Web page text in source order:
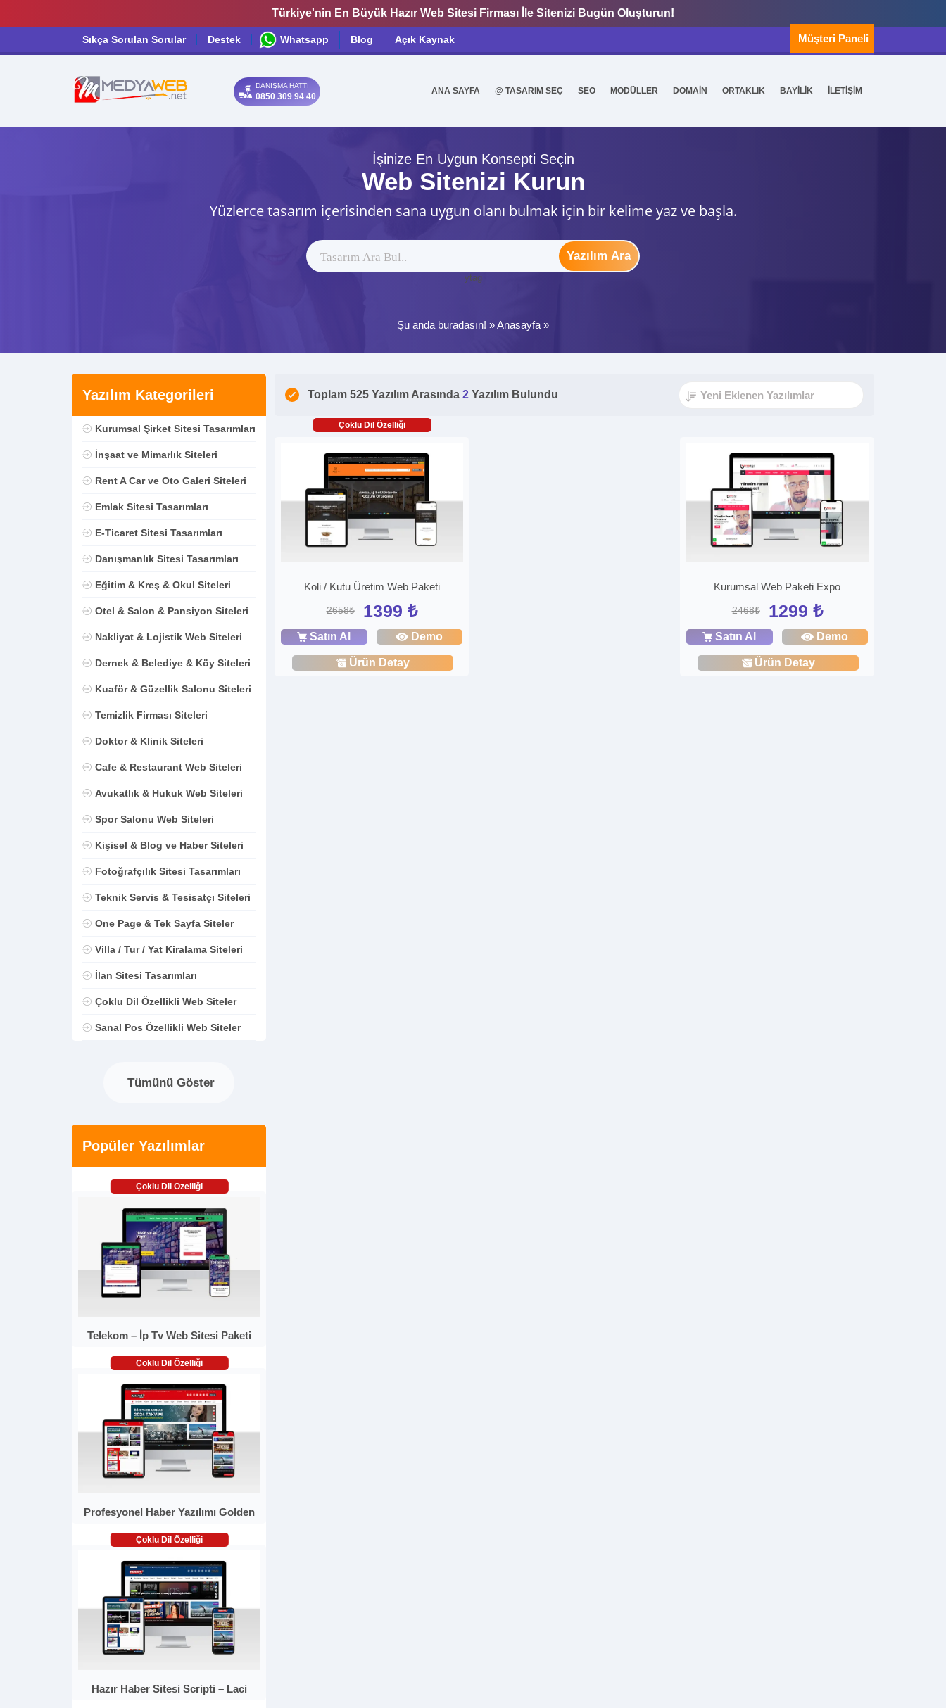
Türkiye'nin En Büyük Hazır Web Sitesi Firması İle Sitenizi Bugün Oluşturun!
Sıkça Sorulan Sorular Destek Whatsapp Blog Açık Kaynak Müşteri Paneli
DANIŞMA HATTI
0850 309 94 40
ANA SAYFA @ TASARIM SEÇ SEO MODÜLLER DOMAİN ORTAKLIK BAYİLİK İLETİŞİM
İşinize En Uygun Konsepti Seçin
Web Sitenizi Kurun
Yüzlerce tasarım içerisinden sana uygun olanı bulmak için bir kelime yaz ve başla.
Yazılım Ara
ytag
Şu anda buradasın! »Anasayfa »
Yazılım Kategorileri
Kurumsal Şirket Sitesi Tasarımları
İnşaat ve Mimarlık Siteleri
Rent A Car ve Oto Galeri Siteleri
Emlak Sitesi Tasarımları
E-Ticaret Sitesi Tasarımları
Danışmanlık Sitesi Tasarımları
Eğitim & Kreş & Okul Siteleri
Otel & Salon & Pansiyon Siteleri
Nakliyat & Lojistik Web Siteleri
Dernek & Belediye & Köy Siteleri
Kuaför & Güzellik Salonu Siteleri
Temizlik Firması Siteleri
Doktor & Klinik Siteleri
Cafe & Restaurant Web Siteleri
Avukatlık & Hukuk Web Siteleri
Spor Salonu Web Siteleri
Kişisel & Blog ve Haber Siteleri
Fotoğrafçılık Sitesi Tasarımları
Teknik Servis & Tesisatçı Siteleri
One Page & Tek Sayfa Siteler
Villa / Tur / Yat Kiralama Siteleri
İlan Sitesi Tasarımları
Çoklu Dil Özellikli Web Siteler
Sanal Pos Özellikli Web Siteler
Tümünü Göster
Popüler Yazılımlar
Çoklu Dil Özelliği
Telekom – İp Tv Web Sitesi Paketi
Çoklu Dil Özelliği
Profesyonel Haber Yazılımı Golden
Çoklu Dil Özelliği
Hazır Haber Sitesi Scripti – Laci
Toplam 525 Yazılım Arasında 2 Yazılım Bulundu
Çoklu Dil Özelliği
Koli / Kutu Üretim Web Paketi
2658₺ 1399 ₺
Satın Al Demo
Ürün Detay
Kurumsal Web Paketi Expo
2468₺ 1299 ₺
Satın Al Demo
Ürün Detay